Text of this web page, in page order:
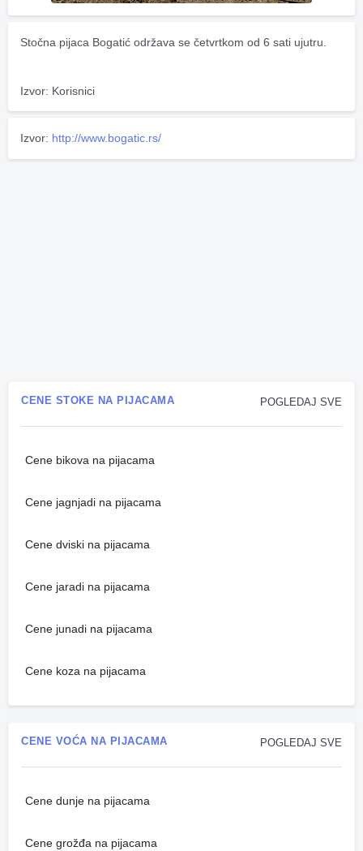
Stočna pijaca Bogatić održava se četvrtkom od 6 sati ujutru.
Izvor: Korisnici
Izvor: http://www.bogatic.rs/
POGLEDAJ SVE
CENE STOKE NA PIJACAMA
Cene bikova na pijacama
Cene jagnjadi na pijacama
Cene dviski na pijacama
Cene jaradi na pijacama
Cene junadi na pijacama
Cene koza na pijacama
POGLEDAJ SVE
CENE VOĆA NA PIJACAMA
Cene dunje na pijacama
Cene grožđa na pijacama